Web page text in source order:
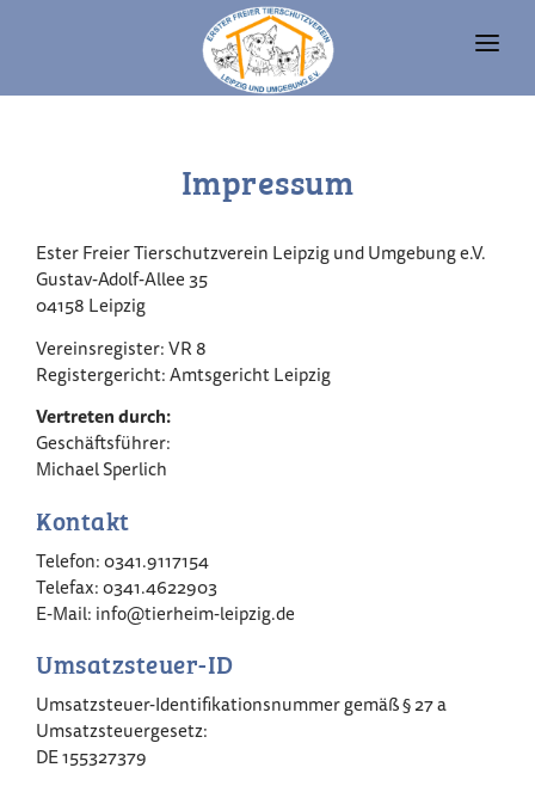
TIERHALTUNG UND RECHT
VEREIN
SPENDEN
Impressum
Ester Freier Tierschutzverein Leipzig und Umgebung e.V.
Gustav-Adolf-Allee 35
04158 Leipzig
Vereinsregister: VR 8
Registergericht: Amtsgericht Leipzig
Vertreten durch:
Geschäftsführer:
Michael Sperlich
Kontakt
Telefon: 0341.9117154
Telefax: 0341.4622903
E-Mail: info@tierheim-leipzig.de
Umsatzsteuer-ID
Umsatzsteuer-Identifikationsnummer gemäß § 27 a
Umsatzsteuergesetz:
DE 155327379